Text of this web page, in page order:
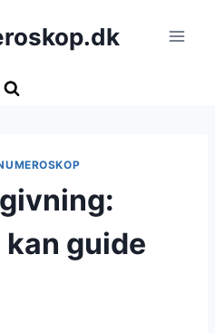
guide